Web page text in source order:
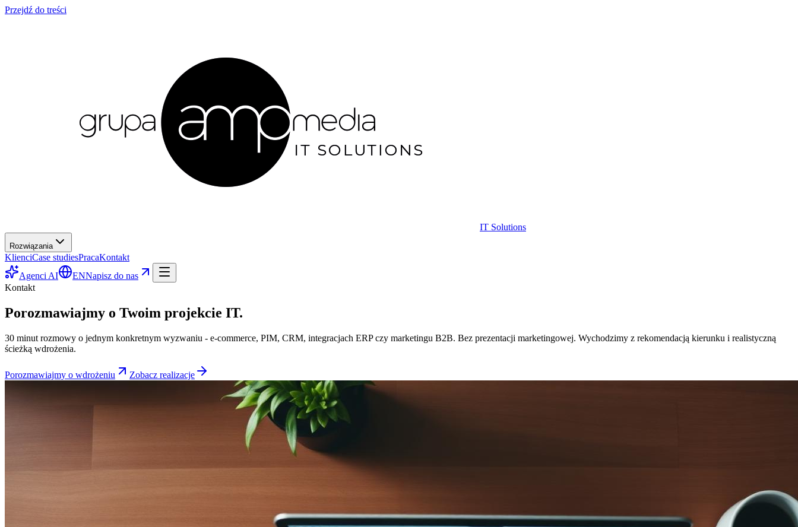
Przejdź do treści
IT Solutions
Rozwiązania
KlienciCase studiesPracaKontakt
Agenci AI
ENNapisz do nas
Kontakt
Porozmawiajmy o Twoim projekcie IT.
30 minut rozmowy o jednym konkretnym wyzwaniu - e-commerce, PIM, CRM, integracjach ERP czy marketingu B2B. Bez prezentacji marketingowej. Wychodzimy z rekomendacją kierunku i realistyczną
ścieżką wdrożenia.
Porozmawiajmy o wdrożeniu Zobacz realizacje